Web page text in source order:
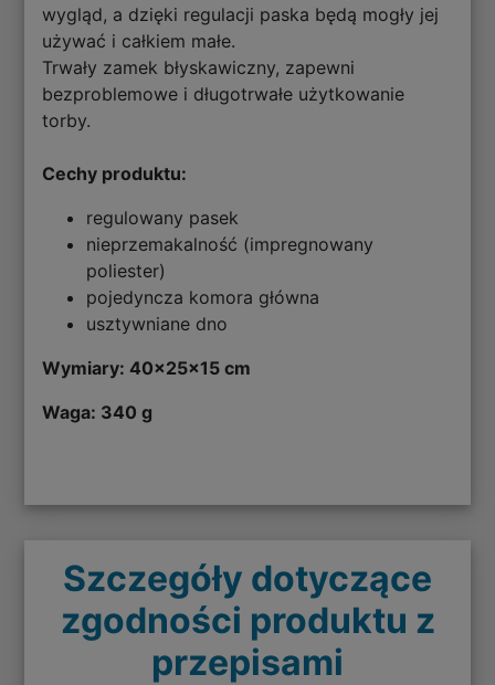
wygląd, a dzięki regulacji paska będą mogły jej
używać i całkiem małe.
Trwały zamek błyskawiczny, zapewni
bezproblemowe i długotrwałe użytkowanie
torby.
Cechy produktu:
regulowany pasek
nieprzemakalność (impregnowany
poliester)
pojedyncza komora główna
usztywniane dno
Wymiary: 40x25x15 cm
Waga: 340 g
Szczegóły dotyczące
zgodności produktu z
przepisami